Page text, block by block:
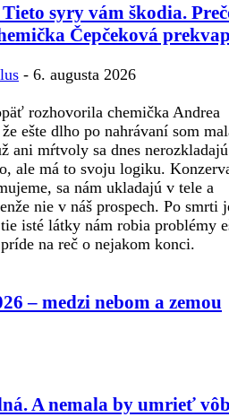
syry vám škodia.
Čepčeková
- 6. augusta 2026
rozhovorila chemička Andrea
ešte dlho po nahrávaní som
ani mŕtvoly sa dnes
ale má to svoju logiku.
sa nám ukladajú v tele a
nie v náš prospech. Po smrti
isté látky nám robia problémy
na reč o nejakom konci.
– medzi nebom a zemou
A nemala by umrieť